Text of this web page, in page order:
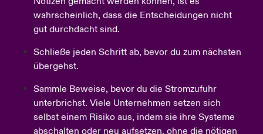
wahrscheinlich, dass die Entscheidungen nicht
gut durchdacht sind.
Schließe jeden Schritt ab, bevor du zum nächsten
übergehst.
Sammle Beweise, bevor du die Stromzufuhr
unterbrichst. Viele Unternehmen setzen sich
selbst einem Risiko aus, indem sie ihre Systeme
abschalten oder neu aufsetzen, ohne die nötigen